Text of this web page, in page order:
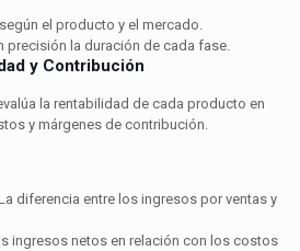
el producto y el mercado.
precisión la duración de cada fase.
y Contribución
la rentabilidad de cada producto en
y márgenes de contribución.
diferencia entre los ingresos por ventas y
ingresos netos en relación con los costos